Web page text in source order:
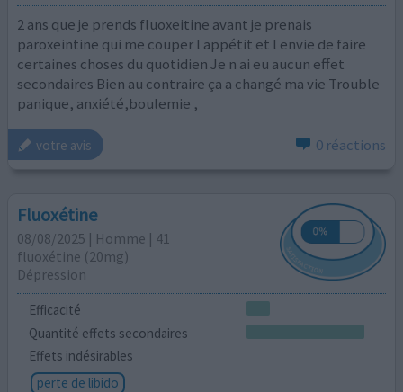
2 ans que je prends fluoxeitine avant je prenais
paroxeintine qui me couper l appétit et l envie de faire
certaines choses du quotidien Je n ai eu aucun effet
secondaires Bien au contraire ça a changé ma vie Trouble
panique, anxiété,boulemie ,
votre avis 0 réactions
Fluoxétine
08/08/2025 | Homme | 41
fluoxétine (20mg)
Dépression
Efficacité
Quantité effets secondaires
Effets indésirables
perte de libido